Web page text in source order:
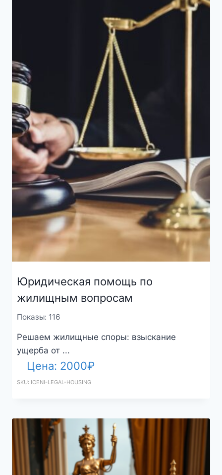
Юридическая помощь по
жилищным вопросам
Показы: 116
Решаем жилищные споры: взыскание
ущерба от ...
Цена: 2000₽
SKU: ICENI-LEGAL-HOUSING